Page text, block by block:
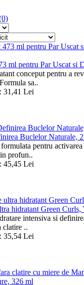
ml pentru Par Uscat si
conceput pentru a
sa..
31,41 Lei
Buclelor Naturale,
pentru
profun..
45,45 Lei
hidratant Green Curls,
intensiva si
clatire ..
35,54 Lei